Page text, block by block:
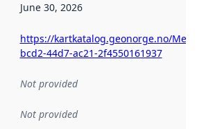
June 30, 2026
https://kartkatalog.geonorge.no/
bcd2-44d7-ac21-2f4550161937
Not provided
Not provided